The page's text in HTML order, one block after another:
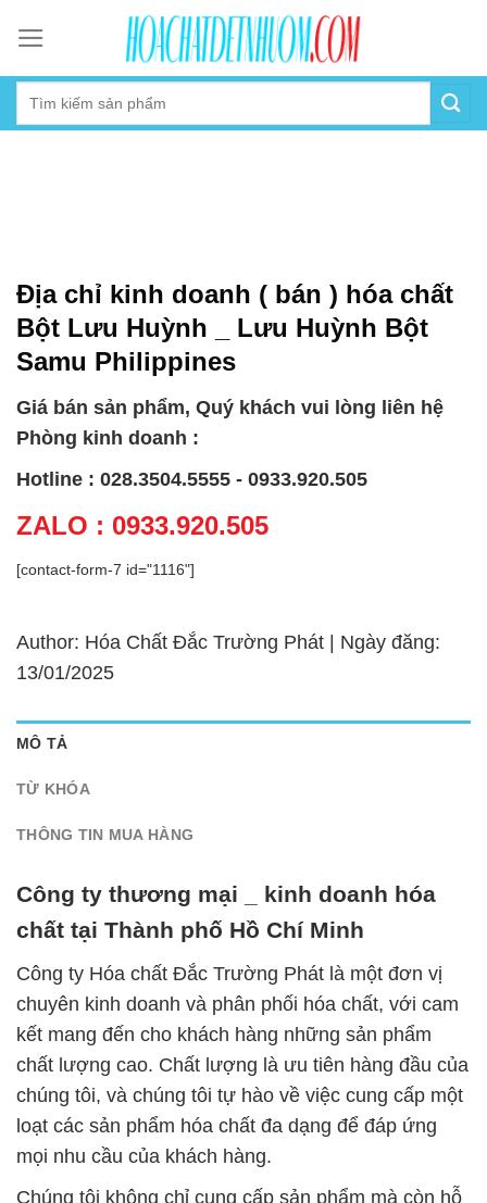
content
Địa chỉ kinh doanh ( bán ) hóa chất
Bột Lưu Huỳnh _ Lưu Huỳnh Bột
Samu Philippines
Giá bán sản phẩm, Quý khách vui lòng liên hệ
Phòng kinh doanh :
Hotline : 028.3504.5555 - 0933.920.505
ZALO : 0933.920.505
[contact-form-7 id="1116"]
Author: Hóa Chất Đắc Trường Phát | Ngày đăng:
13/01/2025
MÔ TẢ
TỪ KHÓA
THÔNG TIN MUA HÀNG
Công ty thương mại _ kinh doanh hóa
chất tại Thành phố Hồ Chí Minh
Công ty Hóa chất Đắc Trường Phát là một đơn vị
chuyên kinh doanh và phân phối hóa chất, với cam
kết mang đến cho khách hàng những sản phẩm
chất lượng cao. Chất lượng là ưu tiên hàng đầu của
chúng tôi, và chúng tôi tự hào về việc cung cấp một
loạt các sản phẩm hóa chất đa dạng để đáp ứng
mọi nhu cầu của khách hàng.
Chúng tôi không chỉ cung cấp sản phẩm mà còn hỗ